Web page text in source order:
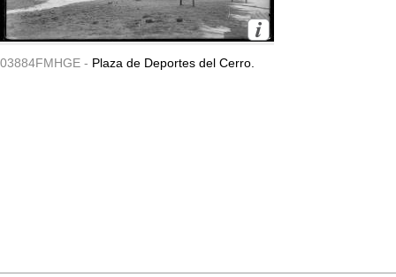
03884FMHGE - Plaza de Deportes del Cerro.